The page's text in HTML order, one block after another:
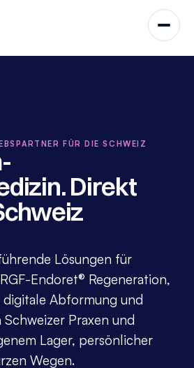
FÜR DIE SCHWEIZ
Direkt
Lösungen für
Endoret® Regeneration,
digitale Abformung und
Praxen und
Lager, persönlicher
Wegen.